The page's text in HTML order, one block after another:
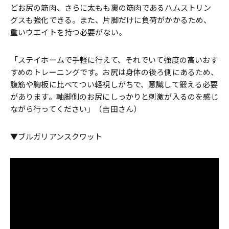
どお尻の筋肉、さらに太もも裏の筋肉であるハムストリン
グスも強化できる。また、片脚だけに負荷がかかるため、
重いウエイトを持つ必要がない。
「ステイホームで手軽に行えて、それでいて強度の高いおす
すめのトレーニングです。お尻は身体の後ろ側にあるため、
腹筋や胸板に比べてつい軽視しがちで、意識して鍛える必要
があります。軸脚側のお尻にしっかりと刺激が入るのを感じ
ながら行ってください」（吉田さん）
▼ブルガリアンスクワット